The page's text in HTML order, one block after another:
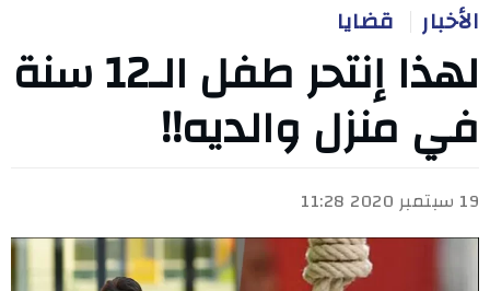
الأخبار قضايا
لهذا إنتحر طفل الـ12 سنة
في منزل والديه!!
19 سبتمبر 2020 11:28